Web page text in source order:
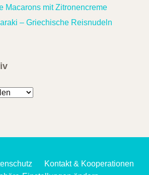
Macarons mit Zitronencreme
– Griechische Reisnudeln
Kontakt & Kooperationen